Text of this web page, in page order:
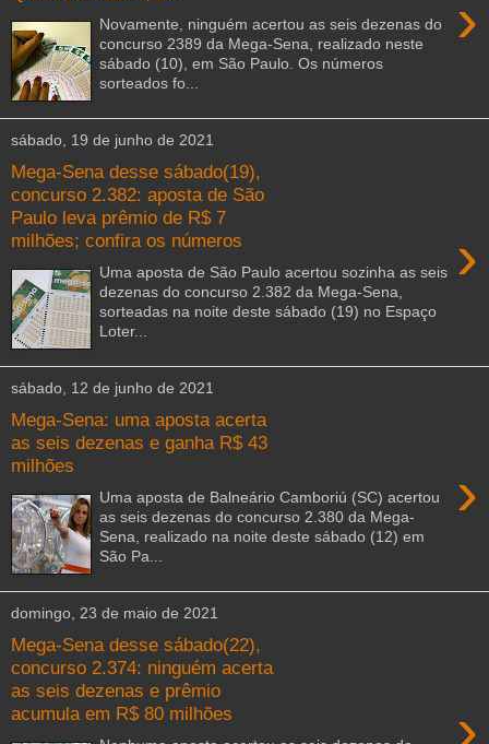
›
Novamente, ninguém acertou as seis dezenas do
concurso 2389 da Mega-Sena, realizado neste
sábado (10), em São Paulo. Os números
sorteados fo...
sábado, 19 de junho de 2021
Mega-Sena desse sábado(19),
concurso 2.382: aposta de São
Paulo leva prêmio de R$ 7
milhões; confira os números
›
Uma aposta de São Paulo acertou sozinha as seis
dezenas do concurso 2.382 da Mega-Sena,
sorteadas na noite deste sábado (19) no Espaço
Loter...
sábado, 12 de junho de 2021
Mega-Sena: uma aposta acerta
as seis dezenas e ganha R$ 43
milhões
›
Uma aposta de Balneário Camboriú (SC) acertou
as seis dezenas do concurso 2.380 da Mega-
Sena, realizado na noite deste sábado (12) em
São Pa...
domingo, 23 de maio de 2021
Mega-Sena desse sábado(22),
concurso 2.374: ninguém acerta
as seis dezenas e prêmio
acumula em R$ 80 milhões